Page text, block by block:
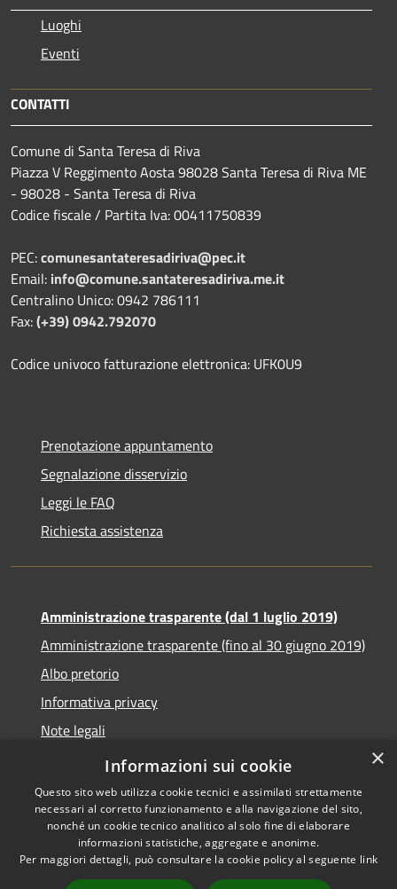
Luoghi
Eventi
CONTATTI
Comune di Santa Teresa di Riva
Piazza V Reggimento Aosta 98028 Santa Teresa di Riva ME
- 98028 - Santa Teresa di Riva
Codice fiscale / Partita Iva: 00411750839
PEC:comunesantateresadiriva@pec.it
Email: info@comune.santateresadiriva.me.it
Centralino Unico: 0942 786111
Fax:(+39) 0942.792070
Codice univoco fatturazione elettronica: UFK0U9
Prenotazione appuntamento
Segnalazione disservizio
Leggi le FAQ
Richiesta assistenza
Amministrazione trasparente (dal 1 luglio 2019)
Amministrazione trasparente (fino al 30 giugno 2019)
Albo pretorio
Informativa privacy
Note legali
Dichiarazione di accessibilità
Accessibilità
Copyright © 2026 • Comune di
Santa Teresa di Riva • Powered
×
Informazioni sui cookie
Questo sito web utilizza cookie tecnici e assimilati strettamente
necessari al corretto funzionamento e alla navigazione del sito,
nonché un cookie tecnico analitico al solo fine di elaborare
informazioni statistiche, aggregate e anonime.
Per maggiori dettagli, può consultare la cookie policy al seguente link